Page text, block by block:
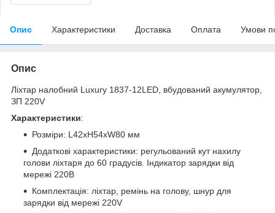
Опис Характеристики Доставка Оплата Умови
Опис
Ліхтар налобний Luxury 1837-12LED, вбудований акумулятор,
ЗП 220V
Характеристики:
Розміри: L42xH54xW80 мм
Додаткові характеристики: регульований кут нахилу
голови ліхтаря до 60 градусів. Індикатор зарядки від
мережі 220В
Комплектація: ліхтар, ремінь на голову, шнур для
зарядки від мережі 220V